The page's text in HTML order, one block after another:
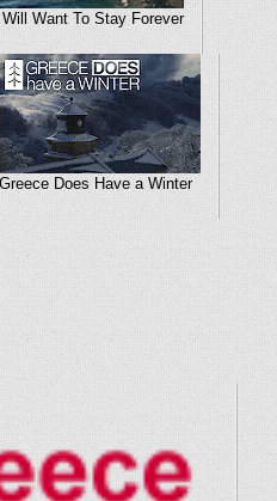
Want To Stay Forever
Greece Does Have a Winter